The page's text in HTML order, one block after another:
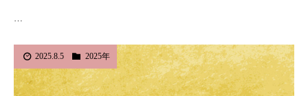
2025.8.5 2025年